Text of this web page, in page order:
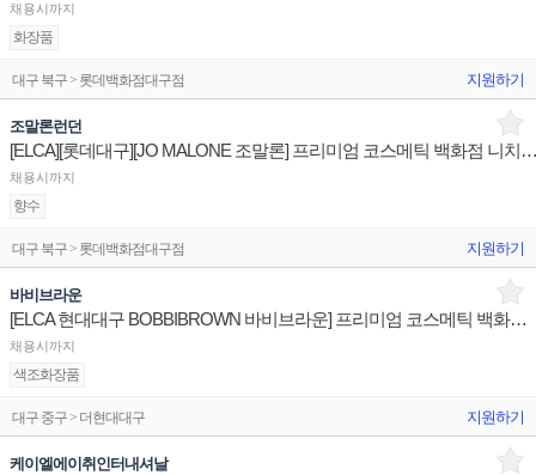
채용시까지
화장품
대구 북구 > 롯데백화점대구점 지원하기
조말론런던
[ELCA][롯데대구][JO MALONE 조말론] 프리미엄 코스메틱
채용시까지
향수
대구 북구 > 롯데백화점대구점 지원하기
바비브라운
[ELCA 현대대구 BOBBIBROWN 바비브라운] 프리미엄 코스메틱 백화점 메이크업 매장 직원 채용의 건
채용시까지
색조화장품
대구 중구 > 더현대대구 지원하기
케이엘에이취인터내셔날